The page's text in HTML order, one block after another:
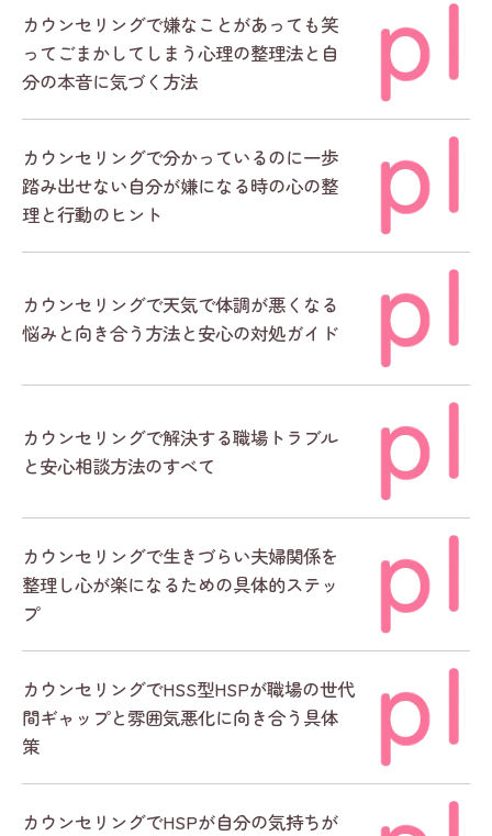
カウンセリングで嫌なことがあっても笑
ってごまかしてしまう心理の整理法と自
分の本音に気づく方法
カウンセリングで分かっているのに一歩
踏み出せない自分が嫌になる時の心の整
理と行動のヒント
カウンセリングで天気で体調が悪くなる
悩みと向き合う方法と安心の対処ガイド
カウンセリングで解決する職場トラブル
と安心相談方法のすべて
カウンセリングで生きづらい夫婦関係を
整理し心が楽になるための具体的ステッ
プ
カウンセリングでHSS型HSPが職場の世代
間ギャップと雰囲気悪化に向き合う具体
策
カウンセリングでHSPが自分の気持ちが